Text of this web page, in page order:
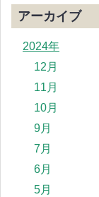
アーカイブ
2024年
12月
11月
10月
9月
7月
6月
5月